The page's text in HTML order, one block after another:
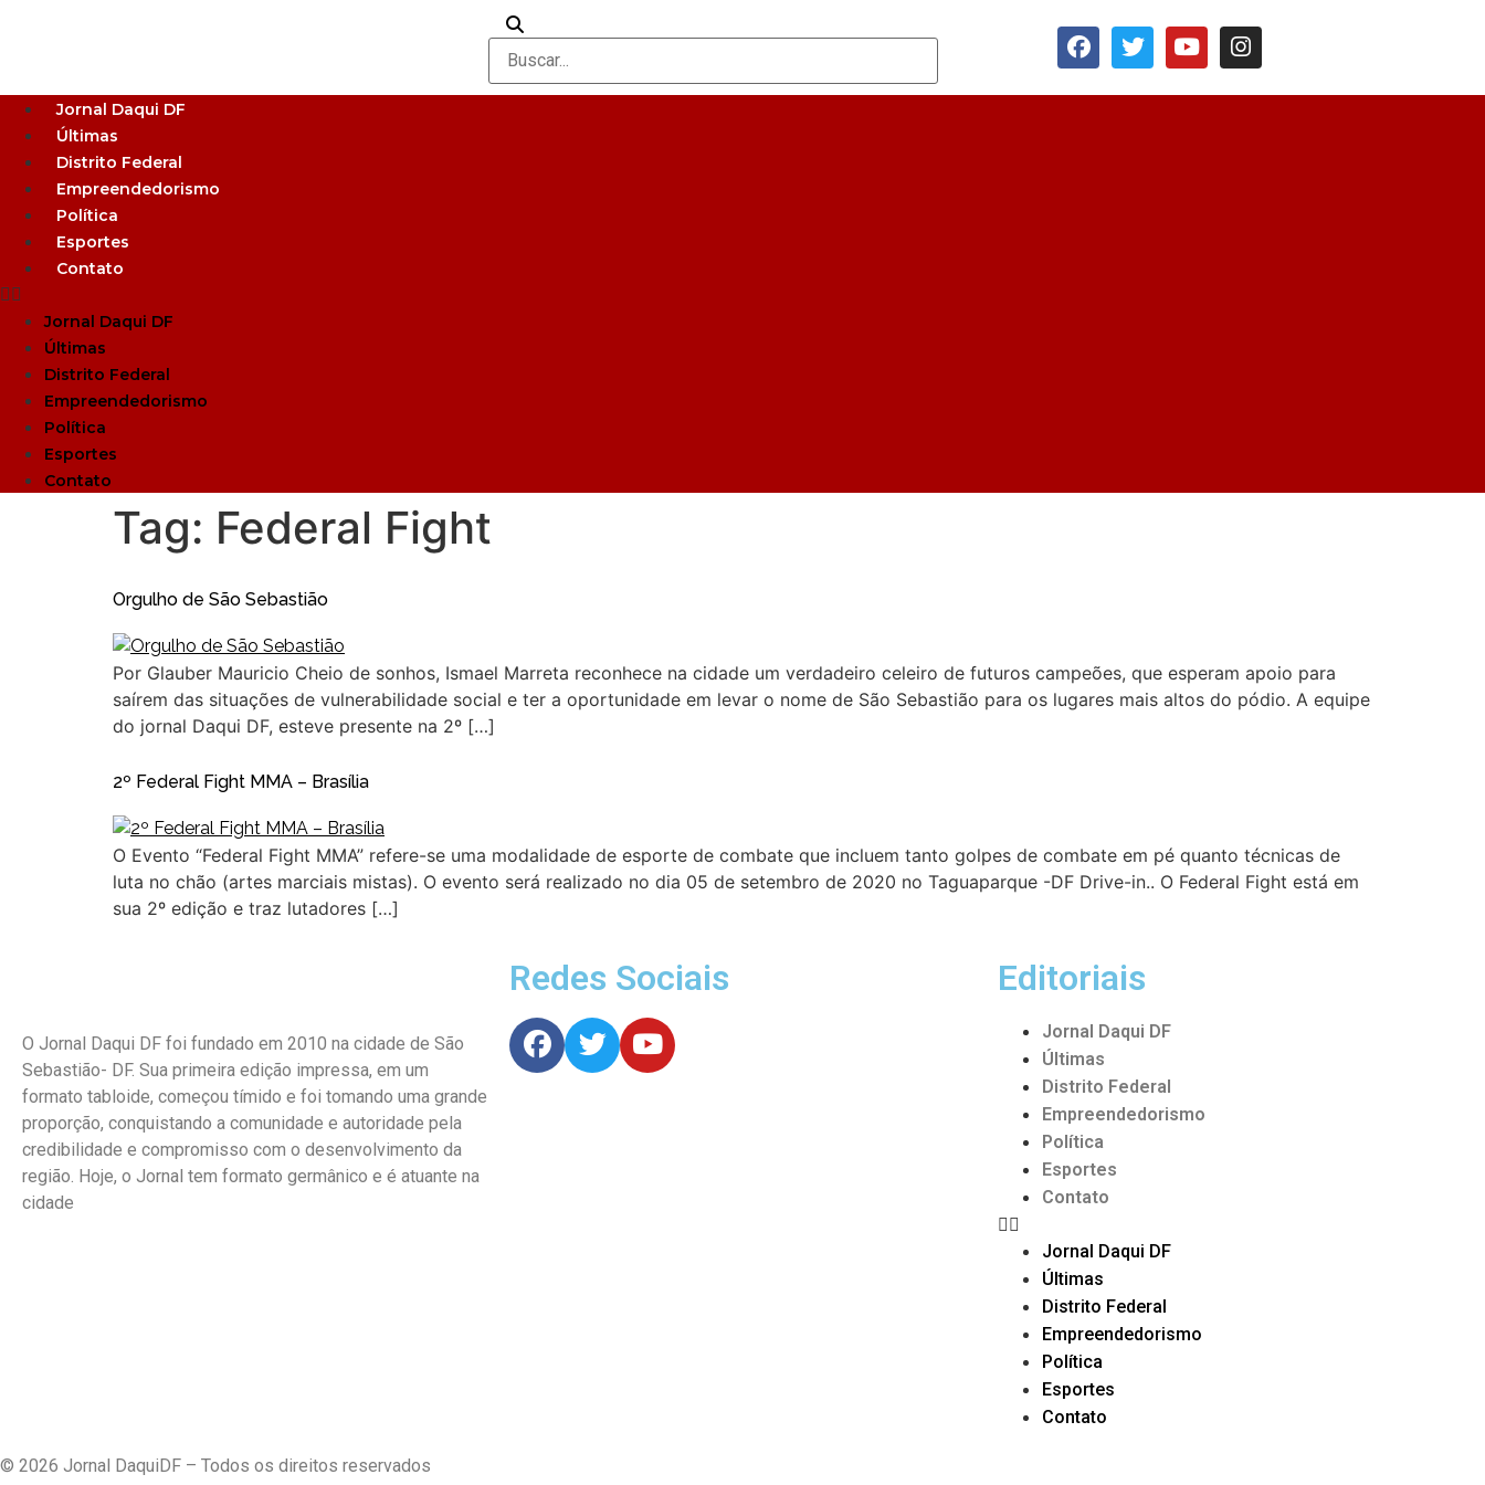
Jornal Daqui DF
Últimas
Distrito Federal
Empreendedorismo
Política
Esportes
Contato
Jornal Daqui DF
Últimas
Distrito Federal
Empreendedorismo
Política
Esportes
Contato
Tag: Federal Fight
Orgulho de São Sebastião
Por Glauber Mauricio Cheio de sonhos, Ismael Marreta reconhece na cidade um verdadeiro celeiro de futuros campeões, que esperam apoio para
saírem das situações de vulnerabilidade social e ter a oportunidade em levar o nome de São Sebastião para os lugares mais altos do pódio. A equipe
do jornal Daqui DF, esteve presente na 2º […]
2º Federal Fight MMA – Brasília
O Evento “Federal Fight MMA” refere-se uma modalidade de esporte de combate que incluem tanto golpes de combate em pé quanto técnicas de
luta no chão (artes marciais mistas). O evento será realizado no dia 05 de setembro de 2020 no Taguaparque -DF Drive-in.. O Federal Fight está em
sua 2º edição e traz lutadores […]
O Jornal Daqui DF foi fundado em 2010 na cidade de São
Sebastião- DF. Sua primeira edição impressa, em um
formato tabloide, começou tímido e foi tomando uma grande
proporção, conquistando a comunidade e autoridade pela
credibilidade e compromisso com o desenvolvimento da
região. Hoje, o Jornal tem formato germânico e é atuante na
cidade
Redes Sociais Editoriais
Jornal Daqui DF
Últimas
Distrito Federal
Empreendedorismo
Política
Esportes
Contato
Jornal Daqui DF
Últimas
Distrito Federal
Empreendedorismo
Política
Esportes
Contato
© 2026 Jornal DaquiDF – Todos os direitos reservados